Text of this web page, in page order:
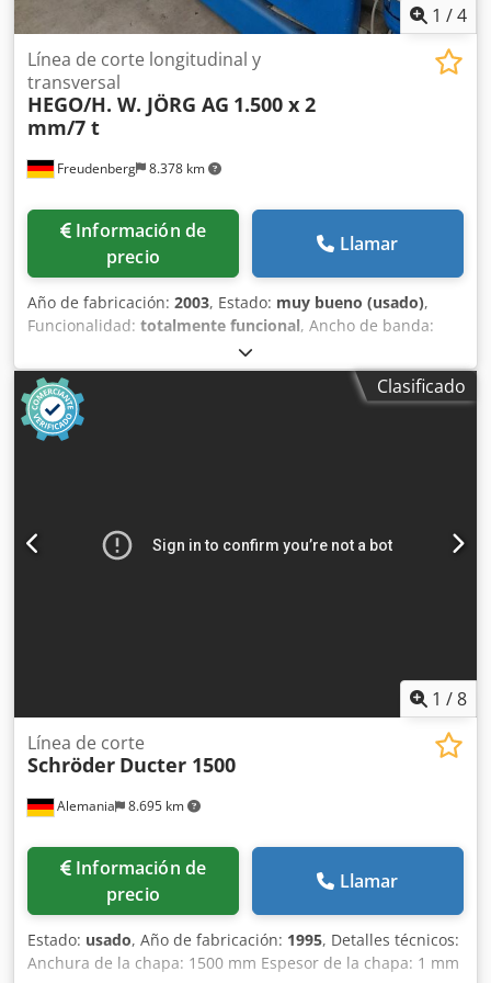
1 /4
Freudenberg 8.378 km
Línea de corte longitudinal y
transversal
HEGO/H. W. JÖRG AG 1.500 x 2
mm/7 t
Información de
precio
Llamar
Año de fabricación: 2003, Estado: muy bueno (usado),
Funcionalidad: totalmente funcional, Ancho de banda:
máx. 1.500 mm Grosor de la bobina: 0,5 - 2 mm Peso de la
bobina: máx. 7 toneladas Ø del mandril: 508 mm
Dkedpsrazyqefx Ab Isr
Clasificado
1 /8
Alemania 8.695 km
Línea de corte
Schröder Ducter 1500
Información de
precio
Llamar
Estado: usado, Año de fabricación: 1995, Detalles técnicos:
Anchura de la chapa: 1500 mm Espesor de la chapa: 1 mm